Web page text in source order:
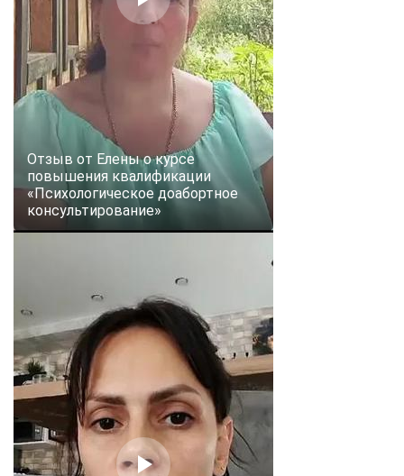
Отзыв от Елены о курсе
повышения квалификации
«Психологическое доабортное
консультирование»
Мессенджеры
Свяжитесь с нами через любой удобный мессенджер!
WhatsApp
Vkontakte EMail
Max